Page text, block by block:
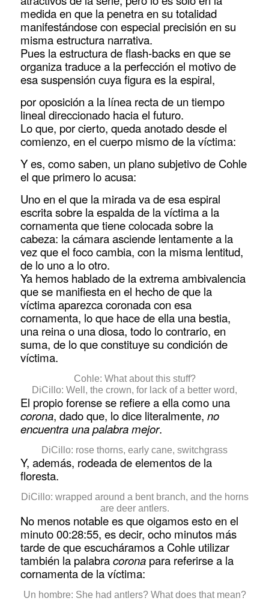
medida en que la penetra en su totalidad
manifestándose con especial precisión en su
misma estructura narrativa.
Pues la estructura de flash-backs en que se
organiza traduce a la perfección el motivo de
esa suspensión cuya figura es la espiral,
por oposición a la línea recta de un tiempo
lineal direccionado hacia el futuro.
Lo que, por cierto, queda anotado desde el
comienzo, en el cuerpo mismo de la víctima:
Y es, como saben, un plano subjetivo de Cohle
el que primero lo acusa:
Uno en el que la mirada va de esa espiral
escrita sobre la espalda de la víctima a la
cornamenta que tiene colocada sobre la
cabeza: la cámara asciende lentamente a la
vez que el foco cambia, con la misma lentitud,
de lo uno a lo otro.
Ya hemos hablado de la extrema ambivalencia
que se manifiesta en el hecho de que la
víctima aparezca coronada con esa
cornamenta, lo que hace de ella una bestia,
una reina o una diosa, todo lo contrario, en
suma, de lo que constituye su condición de
víctima.
Cohle: What about this stuff?
DiCillo: Well, the crown, for lack of a better word,
El propio forense se refiere a ella como una
corona, dado que, lo dice literalmente,no
encuentra una palabra mejor.
DiCillo: rose thorns, early cane, switchgrass
Y, además, rodeada de elementos de la
floresta.
DiCillo: wrapped around a bent branch, and the horns
are deer antlers.
No menos notable es que oigamos esto en el
minuto 00:28:55, es decir, ocho minutos más
tarde de que escucháramos a Cohle utilizar
también la palabracorona para referirse a la
cornamenta de la víctima:
Un hombre: She had antlers? What does that mean?